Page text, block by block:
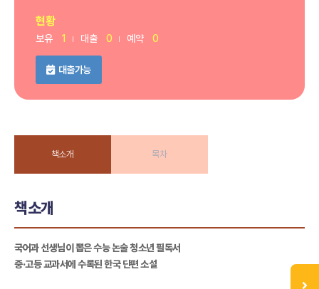
현황
보유 1 대출 0 예약 0
대출가능
책소개 목차
책소개
국어과 선생님이 뽑은 수능 논술 청소년 필독서
중·고등 교과서에 수록된 한국 단편 소설